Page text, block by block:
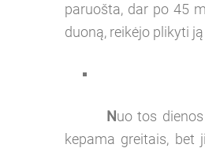
paruošta, dar po 45
duoną, reikėjo plikyti
Nuo tos
kepama greitais, bet